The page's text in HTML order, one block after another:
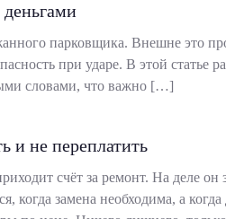
парковщика. Внешне это
при ударе. В этой статье
словами, что важно […]
и не переплатить
счёт за ремонт. На деле
замена необходима, а